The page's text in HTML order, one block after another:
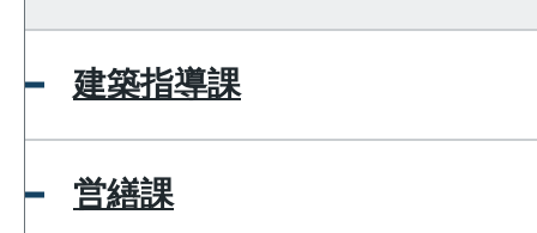
建築指導課
営繕課